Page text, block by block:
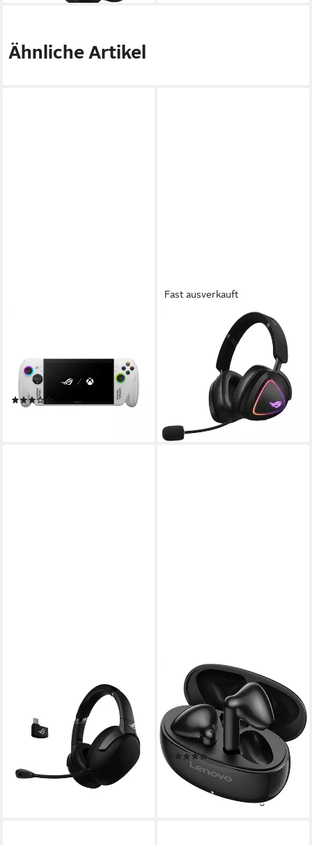
Ähnliche Artikel
mit Xbox Series X/S, Ryzen
Z2, langlebiges Design
Fast ausverkauft
ROG Delta II Gaming-Headset
ab 219,90 €
lieferbar - in 2-3 Werktagen bei dir
ROG Strix Go 2.4 Gaming-
Headset (kabellos, 2,4 GHz,
AI-Noise-Cancellation, für PC
oder Konsole, Schwarz)
leider ausverkauft
LENOVO
E310 True Wireless Earbuds
wireless In-Ear-Kopfhörer
(Echo Noise Cancellation,
True Wireless, Bluetooth)
(4)
21,54 € UVP 24,99 €
lieferbar - in 3-4 Werktagen bei dir